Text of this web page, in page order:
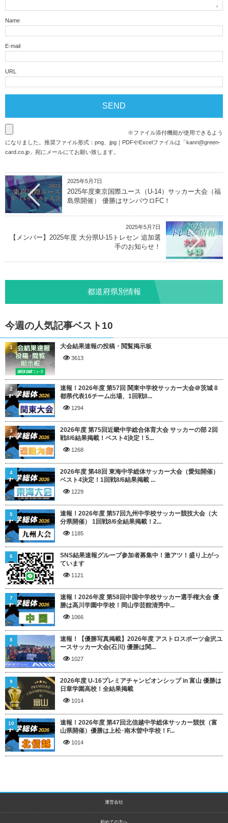
Name
E-mail
URL
※ファイル添付機能が使用できるよう
になりました。推奨ファイル形式：png、jpg｜PDFやExcelファイルは「 kanri@green-
card.co.jp 」宛にメールにてお願い致します。
2025年5月7日
2025年度東京国際ユース（U-14）サッカー大会（福
島県開催） 優勝はサンパウロFC！
2025年5月7日
【メンバー】2025年度 大分県U-15トレセン 追加選
手のお知らせ！
都道府県別情報
今週の人気記事ベスト10
大会結果速報の投稿・閲覧掲示板
3613
1
速報！2026年度 第57回 関東中学校サッカー大会＠茨城 8
都県代表16チーム出場、1回戦8...
1294
2
2026年度 第75回近畿中学総合体育大会 サッカーの部 2回
戦8/6結果掲載！ベスト4決定！5...
1268
3
2026年度 第48回 東海中学総体サッカー大会（愛知開催）
ベスト4決定！1回戦8/6結果掲載 ...
1229
4
速報！2026年度 第57回九州中学校サッカー競技大会（大
分県開催） 1回戦8/6全結果掲載！2...
1185
5
SNS結果速報グループ参加者募集中！激アツ！盛り上がっ
ています
1121
6
速報！2026年度 第58回中国中学校サッカー選手権大会 優
勝は高川学園中学校！岡山学芸館清秀中...
1066
7
速報！【優勝写真掲載】2026年度 アストロスポーツ金沢ユ
ースサッカー大会(石川) 優勝は関...
1027
8
2026年度 U-16プレミアチャンピオンシップ in 富山 優勝は
日章学園高校！全結果掲載
1014
9
速報！2026年度 第47回北信越中学総体サッカー競技（富
山県開催）優勝は上松･南木曽中学校！F...
1014
10
運営会社